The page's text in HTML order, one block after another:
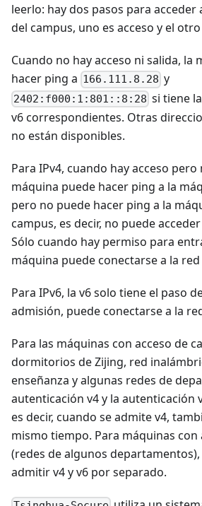
leerlo: hay dos pasos para
del campus, uno es acceso y el otro
Cuando no hay acceso ni salida, la
hacer ping a 166.111.8.28 y
2402:f000:1:801::8:28 si tiene
v6 correspondientes. Otras
no están disponibles.
Para IPv4, cuando hay acceso pero
máquina puede hacer ping a la
pero no puede hacer ping a la
campus, es decir, no puede
Sólo cuando hay permiso para
máquina puede conectarse a la
Para IPv6, la v6 solo tiene el paso
admisión, puede conectarse a la
Para las máquinas con acceso de
dormitorios de Zijing, red
enseñanza y algunas redes de
autenticación v4 y la autenticación
es decir, cuando se admite v4,
mismo tiempo. Para máquinas con
(redes de algunos
admitir v4 y v6 por separado.